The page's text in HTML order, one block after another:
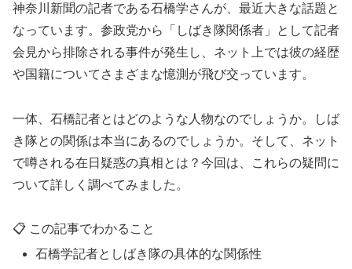
神奈川新聞の記者である石橋学さんが、最近大きな話題と
なっています。参政党から「しばき隊関係者」として記者
会見から排除される事件が発生し、ネット上では彼の経歴
や国籍についてさまざまな憶測が飛び交っています。
一体、石橋記者とはどのような人物なのでしょうか。しば
き隊との関係は本当にあるのでしょうか。そして、ネット
で噂される在日疑惑の真相とは？今回は、これらの疑問に
ついて詳しく調べてみました。
📋 この記事でわかること
石橋学記者としばき隊の具体的な関係性